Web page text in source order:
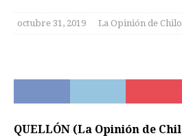
octubre 31, 2019 La Opinión de
QUELLÓN (La Opinión de